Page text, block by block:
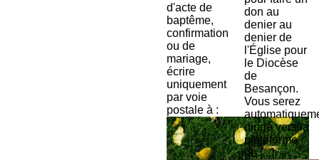
d'acte de
baptême,
confirmation
ou de
mariage,
écrire
uniquement
par voie
postale à :
don au
denier au
denier de
l'Église pour
le Diocèse
de
Besançon.
Vous serez
dirigé vers la
plateforme
de [...]